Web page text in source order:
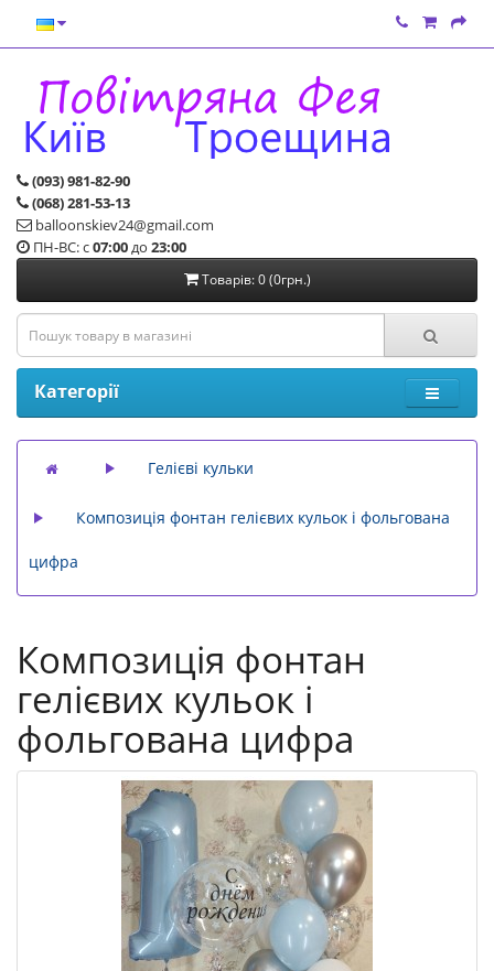
(093) 981-82-90
(068) 281-53-13
balloonskiev24@gmail.com
ПН-ВС: с07:00до 23:00
Товарів: 0 (0грн.)
Категорії
Гелієві кульки
Композиція фонтан гелієвих кульок і фольгована
цифра
Композиція фонтан
гелієвих кульок і
фольгована цифра